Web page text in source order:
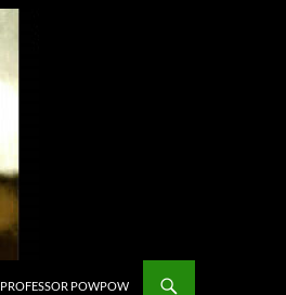
PROFESSOR POWPOW